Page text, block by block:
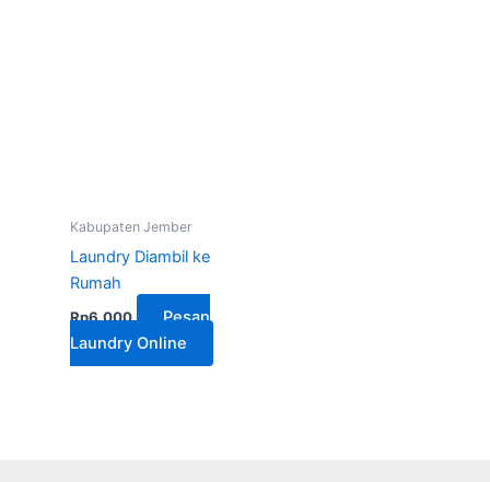
Kabupaten Jember
Laundry Diambil ke
Rumah
Rp6.000
Pesan
Laundry Online